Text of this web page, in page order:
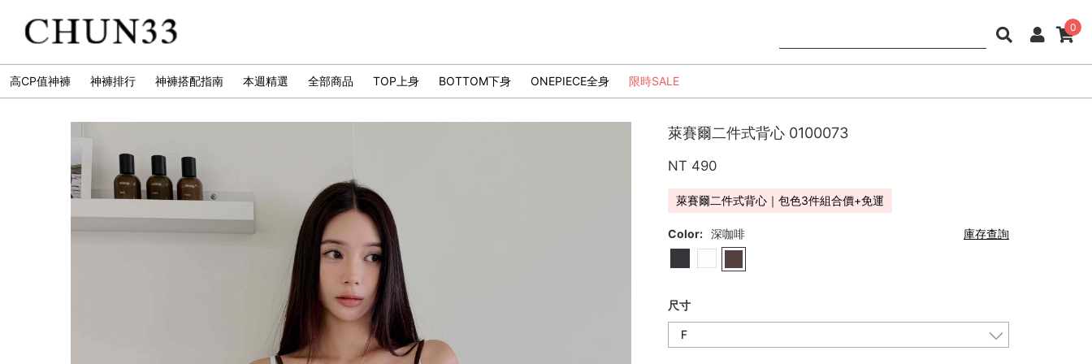
0
高CP值神褲 神褲排行 神褲搭配指南 本週精選 全部商品 TOP上身 BOTTOM下身 ONEPIECE全身 限時SALE
萊賽爾二件式背心 0100073
NT 490
萊賽爾二件式背心｜包色3件組合價+免運
Color: 深咖啡 庫存查詢
尺寸